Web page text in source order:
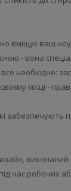
вміщує ваш
- вона
необхідне:
місці -
забезпечують
виконаний
час робочих